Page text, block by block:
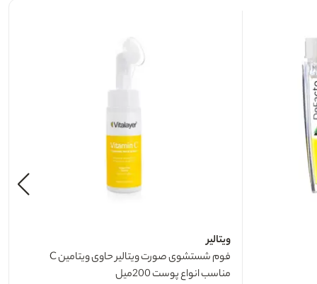
ویتالیر
فوم شستشوی صورت ویتالیر حاوی ویتامین C
مناسب انواع پوست 200میل